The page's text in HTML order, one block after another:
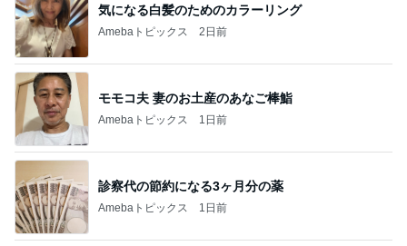
気になる白髪のためのカラーリング
Amebaトピックス 2日前
モモコ夫 妻のお土産のあなご棒鮨
Amebaトピックス 1日前
診察代の節約になる3ヶ月分の薬
Amebaトピックス 1日前